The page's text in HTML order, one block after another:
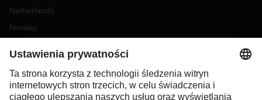
Netherlands
Norway
Romania
Slovakia